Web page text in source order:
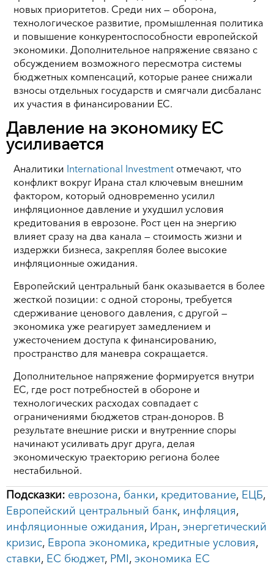
новых приоритетов. Среди них — оборона,
технологическое развитие, промышленная политика
и повышение конкурентоспособности европейской
экономики. Дополнительное напряжение связано с
обсуждением возможного пересмотра системы
бюджетных компенсаций, которые ранее снижали
взносы отдельных государств и смягчали дисбаланс
их участия в финансировании ЕС.
Давление на экономику ЕС
усиливается
Аналитики International Investment отмечают, что
конфликт вокруг Ирана стал ключевым внешним
фактором, который одновременно усилил
инфляционное давление и ухудшил условия
кредитования в еврозоне. Рост цен на энергию
влияет сразу на два канала — стоимость жизни и
издержки бизнеса, закрепляя более высокие
инфляционные ожидания.
Европейский центральный банк оказывается в более
жесткой позиции: с одной стороны, требуется
сдерживание ценового давления, с другой —
экономика уже реагирует замедлением и
ужесточением доступа к финансированию,
пространство для маневра сокращается.
Дополнительное напряжение формируется внутри
ЕС, где рост потребностей в обороне и
технологических расходах совпадает с
ограничениями бюджетов стран-доноров. В
результате внешние риски и внутренние споры
начинают усиливать друг друга, делая
экономическую траекторию региона более
нестабильной.
Подсказки: еврозона, банки, кредитование, ЕЦБ,
Европейский центральный банк, инфляция,
инфляционные ожидания, Иран, энергетический
кризис, Европа экономика, кредитные условия,
ставки, ЕС бюджет, PMI, экономика ЕС